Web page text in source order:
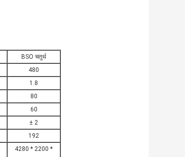
BSO चतुर्थ
480
1.8
80
60
± 2
192
4280 * 2200 *